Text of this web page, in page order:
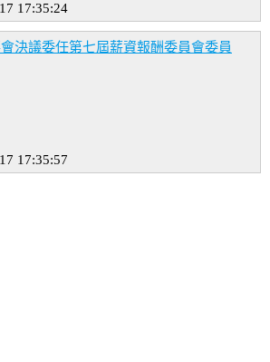
17:35:24
決議委任第七屆薪資報酬委員會委員
17:35:57